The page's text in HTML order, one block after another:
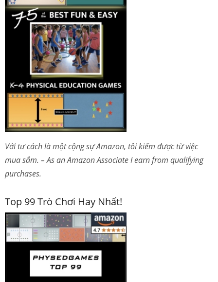
Với tư cách là một cộng sự Amazon, tôi kiếm được từ việc
mua sắm. – As an Amazon Associate I earn from qualifying
purchases.
Top 99 Trò Chơi Hay Nhất!